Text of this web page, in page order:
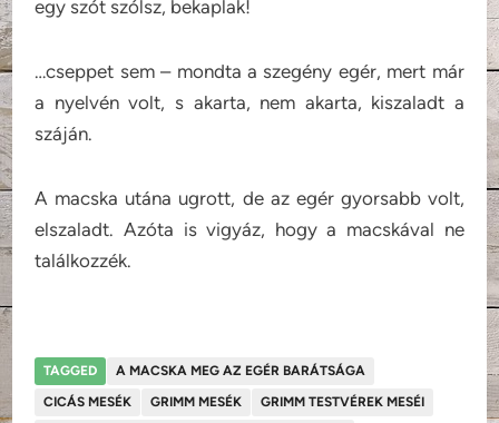
egy szót szólsz, bekaplak!
…cseppet sem – mondta a szegény egér, mert már
a nyelvén volt, s akarta, nem akarta, kiszaladt a
száján.
A macska utána ugrott, de az egér gyorsabb volt,
elszaladt. Azóta is vigyáz, hogy a macskával ne
találkozzék.
TAGGED
A MACSKA MEG AZ EGÉR BARÁTSÁGA
CICÁS MESÉK
GRIMM MESÉK
GRIMM TESTVÉREK MESÉI